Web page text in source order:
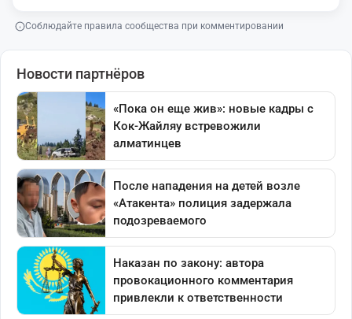
Соблюдайте правила сообщества при комментировании